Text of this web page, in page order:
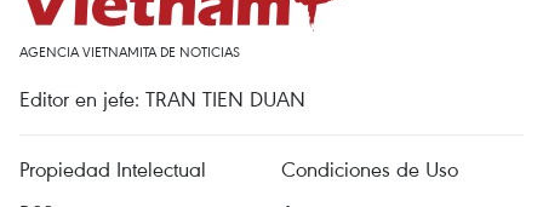
AGENCIA VIETNAMITA DE NOTICIAS
Editor en jefe: TRAN TIEN DUAN
Propiedad Intelectual
Condiciones de Uso